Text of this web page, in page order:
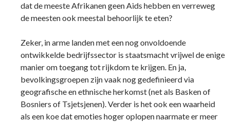
dat de meeste Afrikanen geen Aids hebben en verreweg
de meesten ook meestal behoorlijk te eten?
Zeker, in arme landen met een nog onvoldoende
ontwikkelde bedrijfssector is staatsmacht vrijwel de enige
manier om toegang tot rijkdom te krijgen. En ja,
bevolkingsgroepen zijn vaak nog gedefinieerd via
geografische en ethnische herkomst (net als Basken of
Bosniers of Tsjetsjenen). Verder is het ook een waarheid
als een koe dat emoties hoger oplopen naarmate er meer